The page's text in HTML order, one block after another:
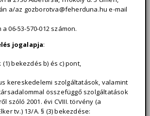
a/az gozborotva@feherduna.hu e-mail
06-53-570-012 számon.
jogalapja:
(1) bekezdés b) és c) pont,
kereskedelemi szolgáltatások, valamint
összefüggő szolgáltatások
szóló 2001. évi CVIII. törvény (a
tv.) 13/A. § (3) bekezdése: